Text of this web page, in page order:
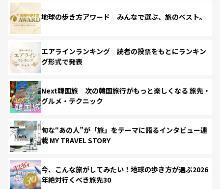
地球の歩き方アワード みんなで選ぶ、旅のベスト。
エアラインランキング 読者の投票をもとにランキン
グ形式で発表
Next韓国旅 次の韓国旅行がもっと楽しくなる 旅先・
グルメ・テクニック
旬な“あの人”が「旅」をテーマに語るインタビュー連
載 MY TRAVEL STORY
今、こんな旅がしてみたい！地球の歩き方が選ぶ2026
年絶対行くべき旅先30